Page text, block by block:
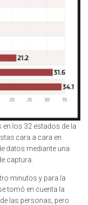
en los 32 estados de la
cara a cara en
datos mediante una
captura.
minutos y para la
tomó en cuenta la
las personas, pero